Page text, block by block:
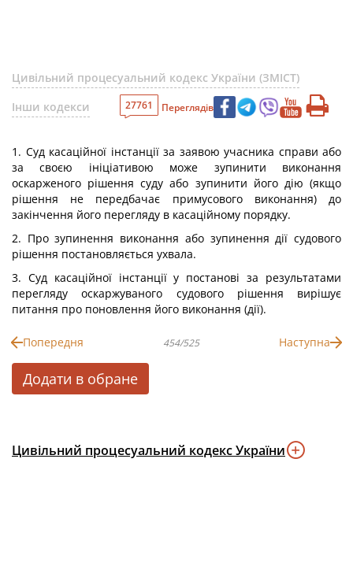
Цивільний процесуальний кодекс України (ЗМІСТ)
Інши кодекси
27761 Переглядів
1. Суд касаційної інстанції за заявою учасника справи або
за своєю ініціативою може зупинити виконання
оскарженого рішення суду або зупинити його дію (якщо
рішення не передбачає примусового виконання) до
закінчення його перегляду в касаційному порядку.
2. Про зупинення виконання або зупинення дії судового
рішення постановляється ухвала.
3. Суд касаційної інстанції у постанові за результатами
перегляду оскаржуваного судового рішення вирішує
питання про поновлення його виконання (дії).
Попередня 454/525 Наступна
Додати в обране
Цивільний процесуальний кодекс України